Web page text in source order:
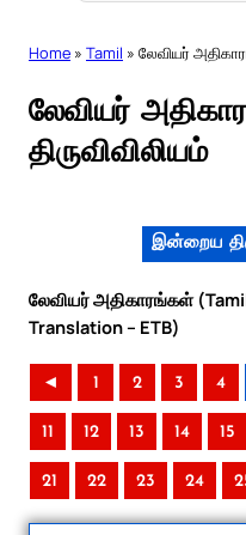
Home » Tamil » லேவியர்
லேவியர்
திருவிவிலியம்
இன்றைய
லேவியர் அதிகாரங்கள்
Translation – ETB)
◄ 1 2 3 4
11 12 13 14 15
21 22 23 24